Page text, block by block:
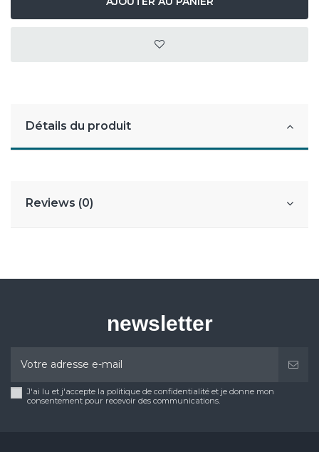
Détails du produit
Reviews (0)
newsletter
J'ai lu et j'accepte la politique de confidentialité et je donne mon
consentement pour recevoir des communications.